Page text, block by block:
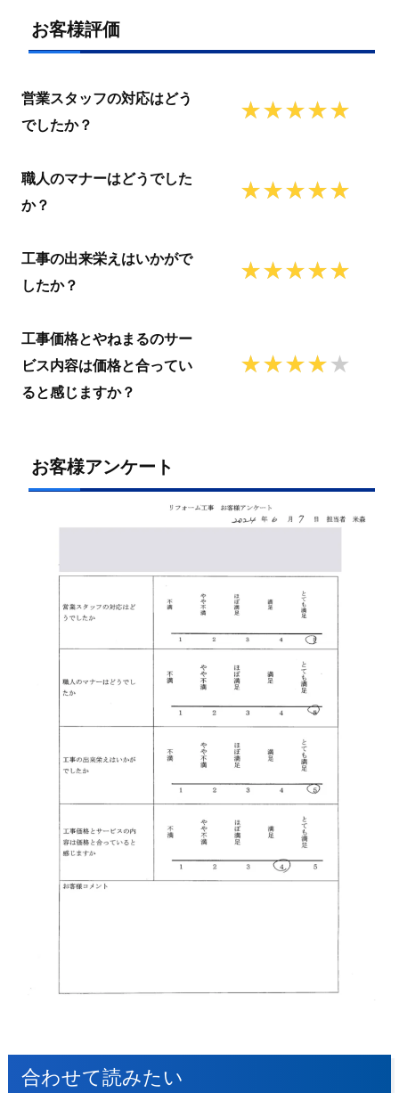
お客様評価
営業スタッフの対応はどう
でしたか？
職人のマナーはどうでした
か？
工事の出来栄えはいかがで
したか？
工事価格とやねまるのサー
ビス内容は価格と合ってい
ると感じますか？
お客様アンケート
合わせて読みたい